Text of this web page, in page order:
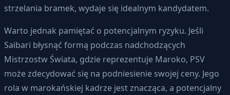
strzelania bramek, wydaje się idealnym kandydatem.
Warto jednak pamiętać o potencjalnym ryzyku. Jeśli
Saibari błysnąć formą podczas nadchodzących
Mistrzostw Świata, gdzie reprezentuje Maroko, PSV
może zdecydować się na podniesienie swojej ceny. Jego
rola w marokańskiej kadrze jest znacząca, a potencjalny